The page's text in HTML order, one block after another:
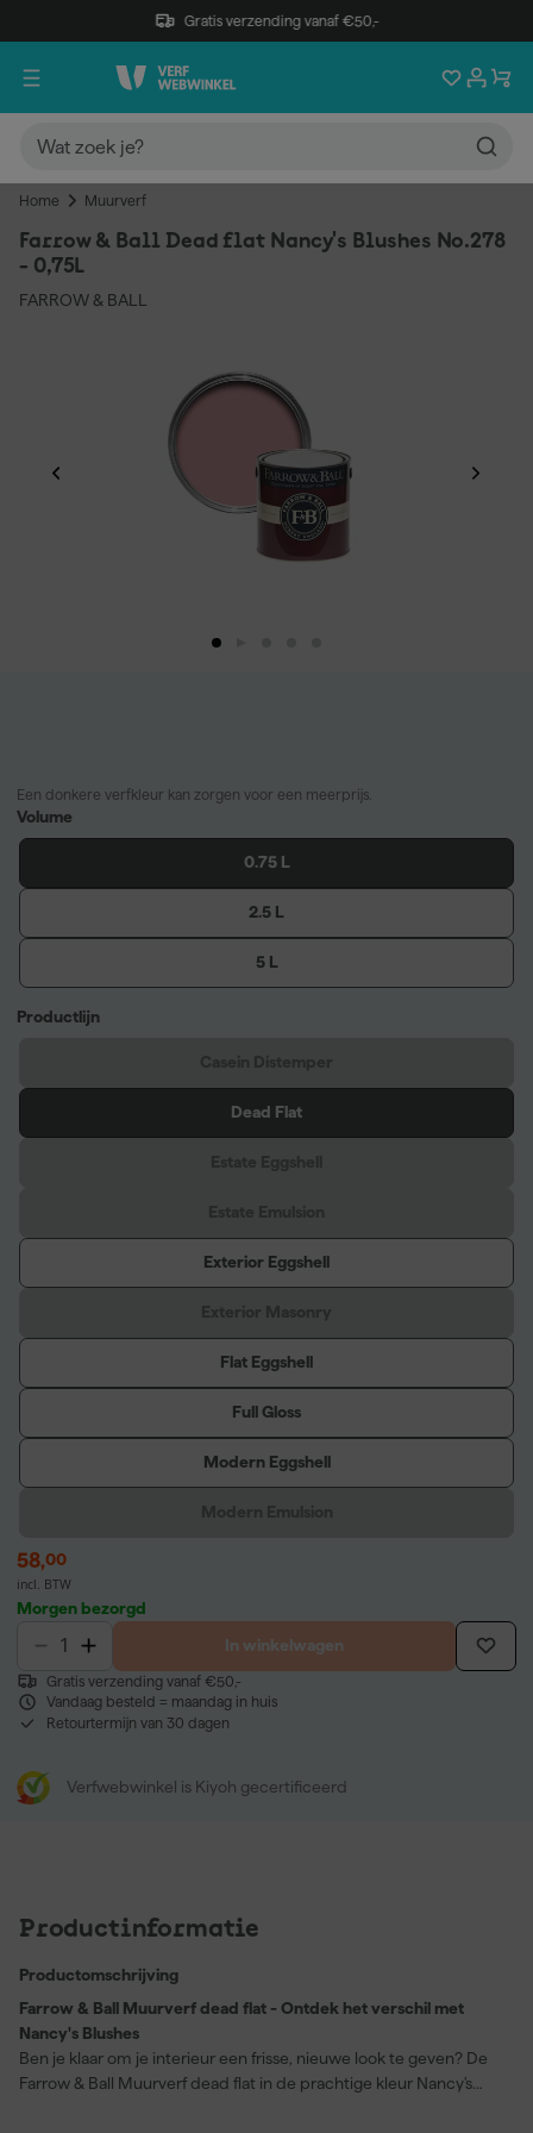
Gratis verzending vanaf €50,-
Home Muurverf
Farrow & Ball Dead flat Nancy's Blushes No.278
- 0,75L
FARROW & BALL
Een donkere verfkleur kan zorgen voor een meerprijs.
Volume
0.75 L
2.5 L
5 L
Productlijn
Dead Flat
Exterior Eggshell
Flat Eggshell
Full Gloss
Modern Eggshell
58,00
incl. BTW
Morgen bezorgd
In winkelwagen
Gratis verzending vanaf €50,-
Vandaag besteld = maandag in huis
Retourtermijn van 30 dagen
Verfwebwinkel is Kiyoh gecertificeerd
Productinformatie
Productomschrijving
Farrow & Ball Muurverf dead flat - Ontdek het verschil met
Nancy's Blushes
Ben je klaar om je interieur een frisse, nieuwe look te geven? De
Farrow & Ball Muurverf dead flat in de prachtige kleur Nancy's